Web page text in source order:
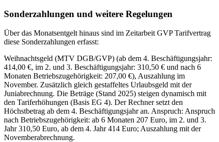
Sonderzahlungen und weitere Regelungen
Über das Monatsentgelt hinaus sind im Zeitarbeit GVP Tarifvertrag
diese Sonderzahlungen erfasst:
Weihnachtsgeld (MTV DGB/GVP) (ab dem 4. Beschäftigungsjahr:
414,00 €, im 2. und 3. Beschäftigungsjahr: 310,50 € und nach 6
Monaten Betriebszugehörigkeit: 207,00 €), Auszahlung im
November. Zusätzlich gleich gestaffeltes Urlaubsgeld mit der
Juniabrechnung. Die Beträge (Stand 2025) steigen dynamisch mit
den Tariferhöhungen (Basis EG 4). Der Rechner setzt den
Höchstbetrag ab dem 4. Beschäftigungsjahr an. Anspruch: Anspruch
nach Betriebszugehörigkeit: ab 6 Monaten 207 Euro, im 2. und 3.
Jahr 310,50 Euro, ab dem 4. Jahr 414 Euro; Auszahlung mit der
Novemberabrechnung.